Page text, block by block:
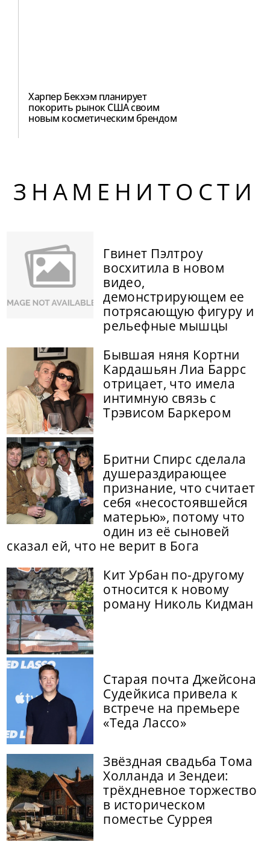
Харпер Бекхэм планирует
покорить рынок США своим
новым косметическим брендом
ЗНАМЕНИТОСТИ
Гвинет Пэлтроу
восхитила в новом
видео,
демонстрирующем ее
потрясающую фигуру и
рельефные мышцы
Бывшая няня Кортни
Кардашьян Лиа Баррс
отрицает, что имела
интимную связь с
Трэвисом Баркером
Бритни Спирс сделала
душераздирающее
признание, что считает
себя «несостоявшейся
матерью», потому что
один из её сыновей
сказал ей, что не верит в Бога
Кит Урбан по-другому
относится к новому
роману Николь Кидман
Старая почта Джейсона
Судейкиса привела к
встрече на премьере
«Теда Лассо»
Звёздная свадьба Тома
Холланда и Зендеи:
трёхдневное торжество
в историческом
поместье Суррея